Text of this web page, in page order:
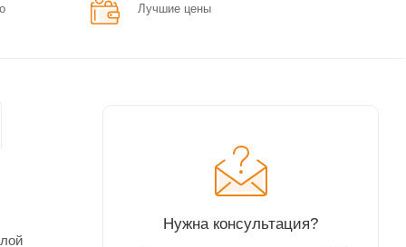
Лучшие цены
Нужна консультация?